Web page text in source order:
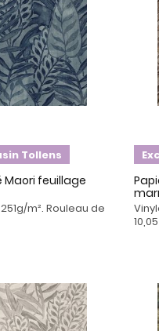
Tollens
Maori feuillage
m². Rouleau de